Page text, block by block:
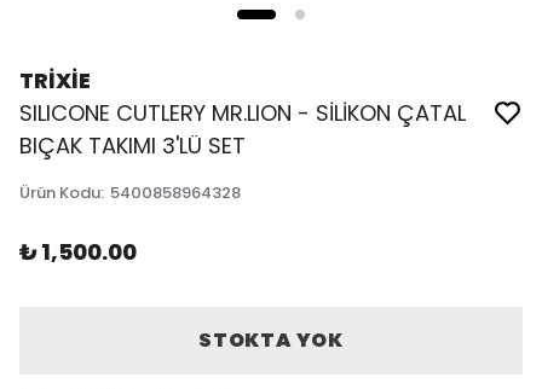
TRİXİE
SILICONE CUTLERY MR.LION - SİLİKON ÇATAL
BIÇAK TAKIMI 3'LÜ SET
Ürün Kodu: 5400858964328
₺ 1,500.00
STOKTA YOK